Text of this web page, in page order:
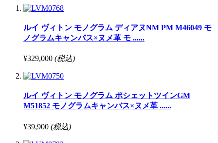
ルイ ヴィトン モノグラム ディアヌNM PM M46049 モ
ノグラムキャンバス×ヌメ革 モ ......
¥329,000 (税込)
ルイ ヴィトン モノグラム ポシェットツインGM
M51852 モノグラムキャンバス×ヌメ革 ......
¥39,900 (税込)